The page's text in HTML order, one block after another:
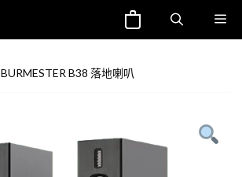
BURMESTER B38 落地喇叭